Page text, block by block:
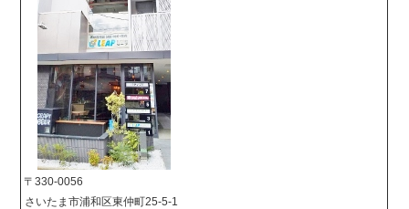
〒330-0056
さいたま市浦和区東仲町25-5-1